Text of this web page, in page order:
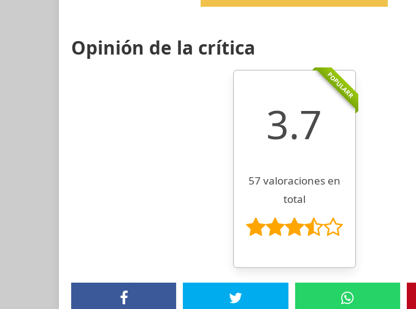
Opinión de la crítica
POPULARR
3.7
57 valoraciones en
total